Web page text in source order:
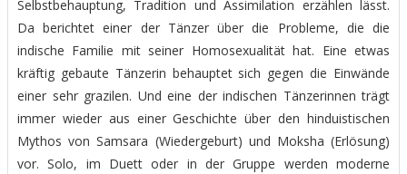
Selbstbehauptung, Tradition und Assimilation erzählen lässt.
Da berichtet einer der Tänzer über die Probleme, die die
indische Familie mit seiner Homosexualität hat. Eine etwas
kräftig gebaute Tänzerin behauptet sich gegen die Einwände
einer sehr grazilen. Und eine der indischen Tänzerinnen trägt
immer wieder aus einer Geschichte über den hinduistischen
Mythos von Samsara (Wiedergeburt) und Moksha (Erlösung)
vor. Solo, im Duett oder in der Gruppe werden moderne